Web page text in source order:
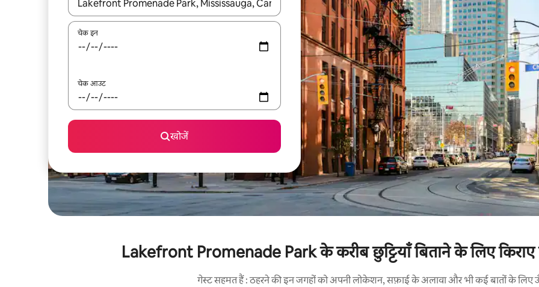
चेक इन
चेक आउट
खोजें
Lakefront Promenade Park के करीब छुट्टियाँ बिताने के लिए
गेस्ट सहमत हैं : ठहरने की इन जगहों को अपनी लोकेशन, सफ़ाई के अलावा और भी कई बातों के लिए